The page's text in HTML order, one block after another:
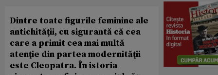
Dintre toate figurile feminine ale
antichităţii, cu sigurantă că cea
care a primit cea mai multă
atenţie din partea modernităţii
este Cleopatra. În istoria